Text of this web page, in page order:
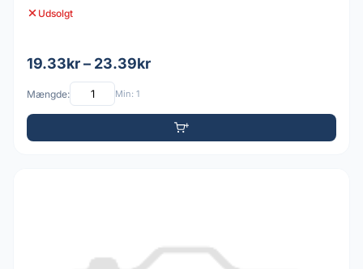
Udsolgt
19.33kr – 23.39kr
Mængde: Min: 1